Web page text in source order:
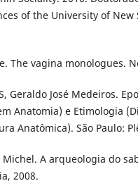
of the University of
The vagina monologues.
Geraldo José Medeiros.
Anatomia) e Etimologia
Anatômica). São Paulo:
Michel. A arqueologia do
2008.